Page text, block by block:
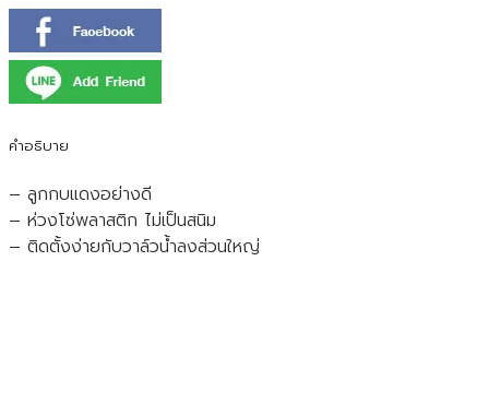
คำอธิบาย
– ลูกกบแดงอย่างดี
– ห่วงโซ่พลาสติก ไม่เป็นสนิม
– ติดตั้งง่ายกับวาล์วน้ำลงส่วนใหญ่